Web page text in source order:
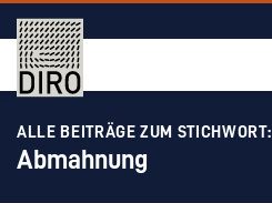
ALLE BEITRÄGE ZUM STICHWORT:
Abmahnung